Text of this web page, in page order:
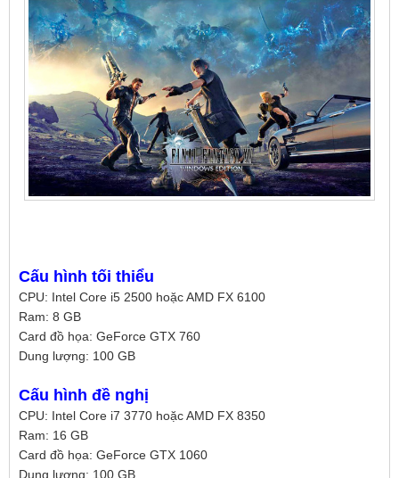
Cấu hình tối thiểu
CPU: Intel Core i5 2500 hoặc AMD FX 6100
Ram: 8 GB
Card đồ họa: GeForce GTX 760
Dung lượng: 100 GB
Cấu hình đề nghị
CPU: Intel Core i7 3770 hoặc AMD FX 8350
Ram: 16 GB
Card đồ họa: GeForce GTX 1060
Dung lượng: 100 GB